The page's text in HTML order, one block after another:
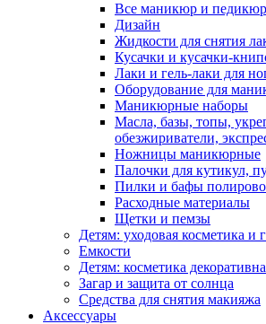
Все маникюр и педикюр
Дизайн
Жидкости для снятия
Кусачки и кусачки-
Лаки и гель-лаки для
Оборудование для
Маникюрные наборы
Масла, базы, топы,
обезжириватели,
Ножницы маникюрные
Палочки для кутикул,
Пилки и бафы
Расходные материалы
Щетки и пемзы
Детям: уходовая косметика и
Емкости
Детям: косметика
Загар и защита от солнца
Средства для снятия макияжа
Аксессуары